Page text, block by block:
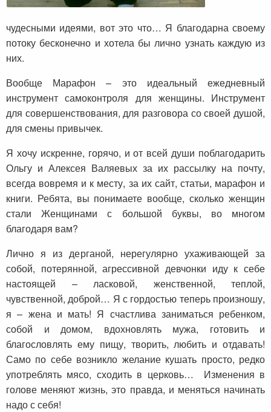
чудесными идеями, вот это что… Я благодарна своему
потоку бесконечно и хотела бы лично узнать каждую из
них.
Вообще Марафон – это идеальный ежедневный
инструмент самоконтроля для женщины. Инструмент
для совершенствования, для разговора со своей душой,
для смены привычек.
Я хочу искренне, горячо, и от всей души поблагодарить
Ольгу и Алексея Валяевых за их рассылку на почту,
всегда вовремя и к месту, за их сайт, статьи, марафон и
книги. Ребята, вы понимаете вообще, сколько женщин
стали Женщинами с большой буквы, во многом
благодаря вам?
Лично я из дерганой, нерегулярно ухаживающей за
собой, потерянной, агрессивной девчонки иду к себе
настоящей – ласковой, женственной, теплой,
чувственной, доброй… Я с гордостью теперь произношу,
я – жена и мать! Я счастлива заниматься ребенком,
собой и домом, вдохновлять мужа, готовить и
благословлять ему пищу, творить, любить и отдавать!
Само по себе возникло желание кушать просто, редко
употреблять мясо, сходить в церковь… Изменения в
голове меняют жизнь, это правда, и меняться начинать
надо с себя!